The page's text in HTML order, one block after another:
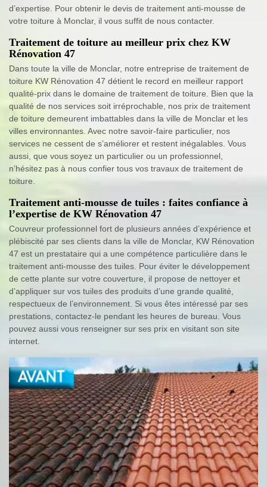
d’expertise. Pour obtenir le devis de traitement anti-mousse de
votre toiture à Monclar, il vous suffit de nous contacter.
Traitement de toiture au meilleur prix chez KW
Rénovation 47
Dans toute la ville de Monclar, notre entreprise de traitement de
toiture KW Rénovation 47 détient le record en meilleur rapport
qualité-prix dans le domaine de traitement de toiture. Bien que la
qualité de nos services soit irréprochable, nos prix de traitement
de toiture demeurent imbattables dans la ville de Monclar et les
villes environnantes. Avec notre savoir-faire particulier, nos
services ne cessent de s’améliorer et restent inégalables. Vous
aussi, que vous soyez un particulier ou un professionnel,
n’hésitez pas à nous confier tous vos travaux de traitement de
toiture.
Traitement anti-mousse de tuiles : faites confiance à
l’expertise de KW Rénovation 47
Couvreur professionnel fort de plusieurs années d’expérience et
plébiscité par ses clients dans la ville de Monclar, KW Rénovation
47 est un prestataire qui a une compétence particulière dans le
traitement anti-mousse des tuiles. Pour éviter le développement
de cette plante sur votre couverture, il propose de nettoyer et
d’appliquer sur vos tuiles des produits d’une grande qualité,
respectueux de l’environnement. Si vous êtes intéressé par ses
prestations, contactez-le pendant les heures de bureau. Vous
pouvez aussi vous renseigner sur ses prix en visitant son site
internet.